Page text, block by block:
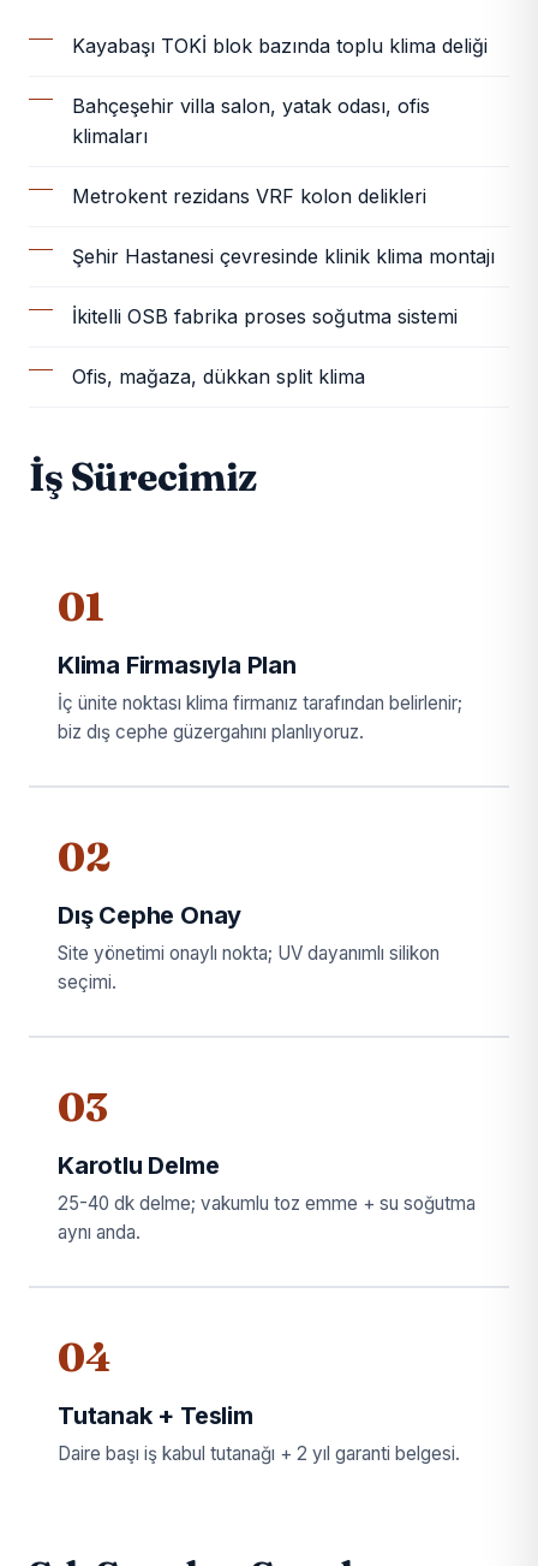
Kayabaşı TOKİ blok bazında toplu klima deliği
Bahçeşehir villa salon, yatak odası, ofis
klimaları
Metrokent rezidans VRF kolon delikleri
Şehir Hastanesi çevresinde klinik klima montajı
İkitelli OSB fabrika proses soğutma sistemi
Ofis, mağaza, dükkan split klima
İş Sürecimiz
01
Klima Firmasıyla Plan
İç ünite noktası klima firmanız tarafından belirlenir;
biz dış cephe güzergahını planlıyoruz.
02
Dış Cephe Onay
Site yönetimi onaylı nokta; UV dayanımlı silikon
seçimi.
03
Karotlu Delme
25-40 dk delme; vakumlu toz emme + su soğutma
aynı anda.
04
Tutanak + Teslim
Daire başı iş kabul tutanağı + 2 yıl garanti belgesi.